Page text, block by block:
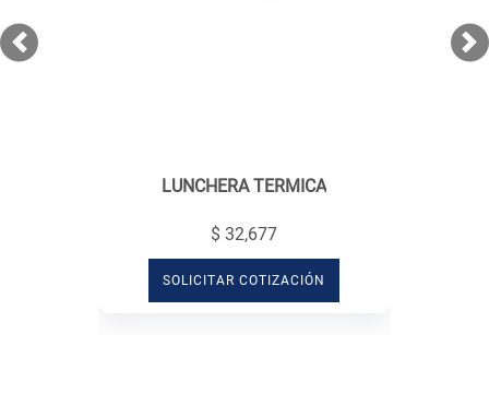
Previous
LUNCHERA TERMICA
$ 32,677
SOLICITAR COTIZACIÓN